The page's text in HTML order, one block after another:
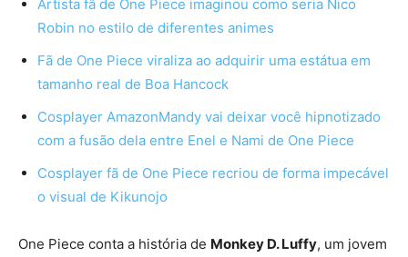
Artista fã de One Piece imaginou como seria Nico
Robin no estilo de diferentes animes
Fã de One Piece viraliza ao adquirir uma estátua em
tamanho real de Boa Hancock
Cosplayer AmazonMandy vai deixar você hipnotizado
com a fusão dela entre Enel e Nami de One Piece
Cosplayer fã de One Piece recriou de forma impecável
o visual de Kikunojo
One Piece conta a história de Monkey D. Luffy, um jovem